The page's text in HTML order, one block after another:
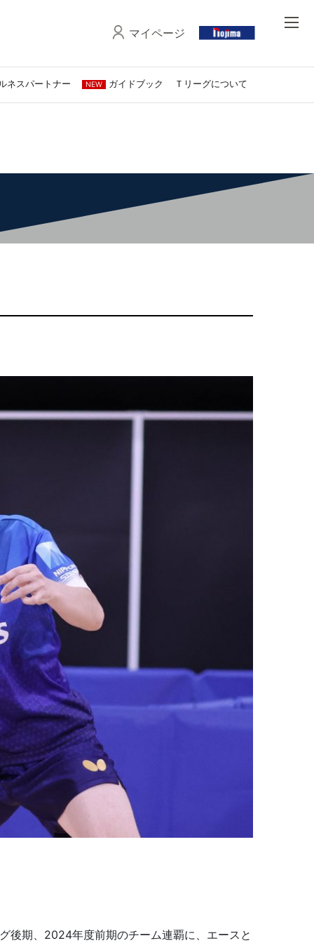
マイページ
ネスパートナー NEW ガイドブック Ｔリーグについて
後期、2024年度前期のチーム連覇に、エースと